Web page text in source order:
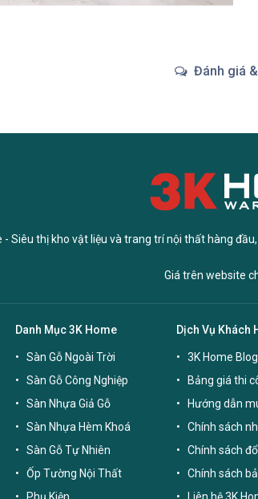
Đánh giá
- Siêu thị kho vật liệu và trang trí nội thất hàng
Giá trên website
Danh Mục 3K Home
Sàn Gỗ Ngoài Trời
Sàn Gỗ Công Nghiệp
Sàn Nhựa Giả Gỗ
Sàn Nhựa Hèm Khoá
Sàn Gỗ Tự Nhiên
Ốp Tường Nội Thất
Phụ Kiện
Dịch Vụ Khách
3K Home Blog
Bảng giá thi
Hướng dẫn
Chính sách
Chính sách
Chính sách
Liên hệ 3K